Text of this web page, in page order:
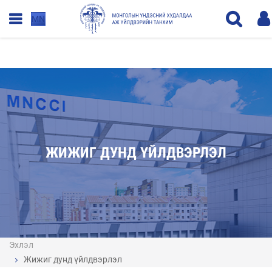
MN
ЖИЖИГ ДУНД ҮЙЛДВЭРЛЭЛ
Эхлэл
Жижиг дунд үйлдвэрлэл